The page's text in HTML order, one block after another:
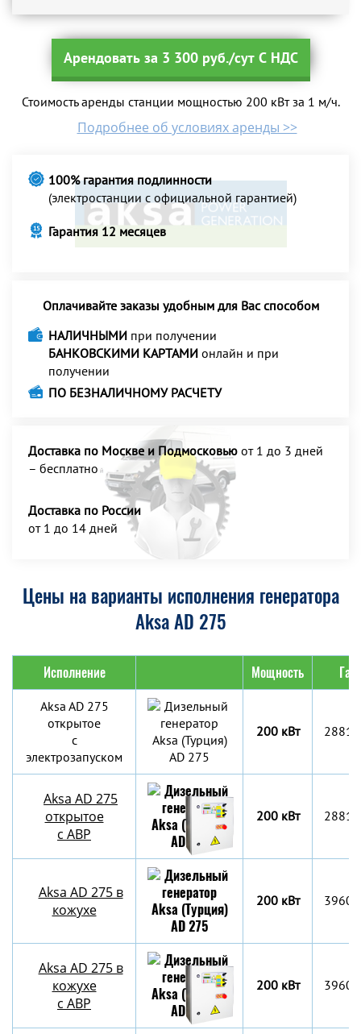
Арендовать за 3 300 руб./сут С НДС
Стоимость аренды станции мощностью 200 кВт за 1 м/ч.
Подробнее об условиях аренды >>
100% гарантия подлинности
(электростанции с официальной гарантией)
Гарантия 12 месяцев
Оплачивайте заказы удобным для Вас способом
НАЛИЧНЫМИ при получении
БАНКОВСКИМИ КАРТАМИ онлайн и при
получении
ПО БЕЗНАЛИЧНОМУ РАСЧЕТУ
Доставка по Москве и Подмосковью от 1 до 3 дней
– бесплатно
Доставка по России
от 1 до 14 дней
Цены на варианты исполнения генератора
Aksa AD 275
Исполнение Мощность
Aksa AD 275
открытое
с
электрозапуском
200 кВт
Aksa AD 275
открытое
с АВР
200 кВт
Aksa AD 275 в
кожухе
200 кВт
Aksa AD 275 в
кожухе
с АВР
200 кВт